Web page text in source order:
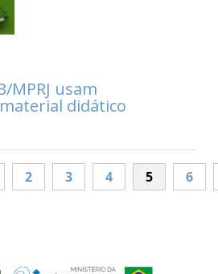
MPRJ usam
didático
2 3 4 5 6